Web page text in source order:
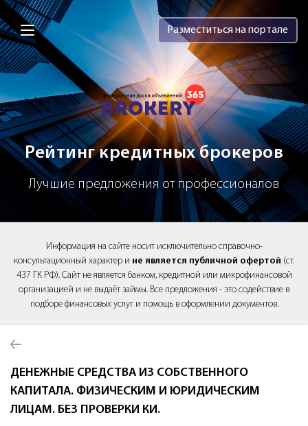
Brokery365 - Рейтинг кредитных
Разместиться на портале
Рейтинг кредитных брокеров
Лучшие предложения от профессионалов
Информация на сайте носит исключительно справочно-
консультационный характер и не является публичной офертой (ст.
437 ГК РФ). Сайт не является банком, кредитной или микрофинансовой
организацией и не выдаёт займы. Все предложения - это содействие в
подборе финансовых услуг и помощь в оформлении документов.
ДЕНЕЖНЫЕ СРЕДСТВА ИЗ СОБСТВЕННОГО
КАПИТАЛА. ФИЗИЧЕСКИМ И ЮРИДИЧЕСКИМ
ЛИЦАМ. БЕЗ ПРОВЕРКИ КИ.